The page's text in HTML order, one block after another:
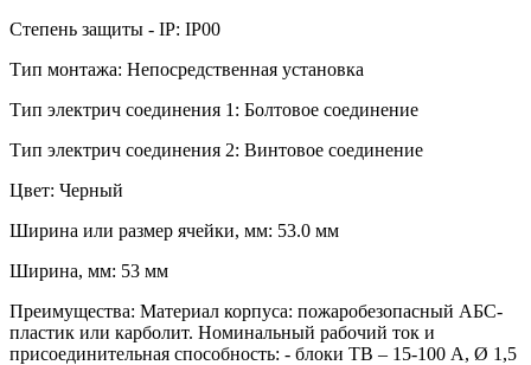
Степень защиты - IP: IP00
Тип монтажа: Непосредственная установка
Тип электрич соединения 1: Болтовое соединение
Тип электрич соединения 2: Винтовое соединение
Цвет: Черный
Ширина или размер ячейки, мм: 53.0 мм
Ширина, мм: 53 мм
Преимущества: Материал корпуса: пожаробезопасный АБС-
пластик или карболит. Номинальный рабочий ток и
присоединительная способность: - блоки ТВ – 15-100 А, Ø 1,5